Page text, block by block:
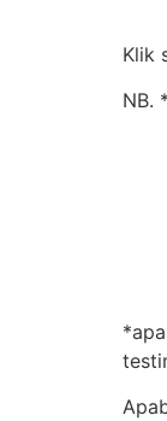
Klik
NB.